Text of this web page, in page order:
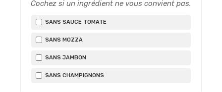
Cochez si un ingrédient ne vous convient pas.
SANS SAUCE TOMATE
SANS MOZZA
SANS JAMBON
SANS CHAMPIGNONS